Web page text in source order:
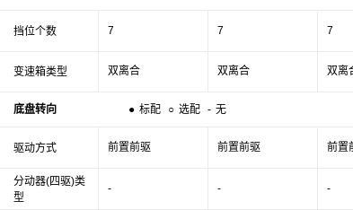
挡位个数
变速箱类型
底盘转向 ● 标配 ○ 选配 - 无
驱动方式
分动器(四驱)类
型
7 7 7
双离合 双离合 双离
前置前驱 前置前驱 前置
- - -